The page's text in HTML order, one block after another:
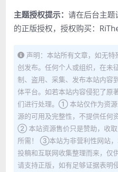
主题授权提示： 请在后台主题
的正版授权，授权购买：
声明：本站所有文章，如无
创发布。任何个人或组织，在未
制、盗用、采集、发布本站内容
体平台。如若本站内容侵犯了原
们进行处理。① 本站仅作为资
源的可用及完整性，不提供任何
② 本站资源售价只是赞助，收
所需！ ③本站为非营利性网站
投稿和互联网收集整理而来，
请支持正版，如有足够证据表明